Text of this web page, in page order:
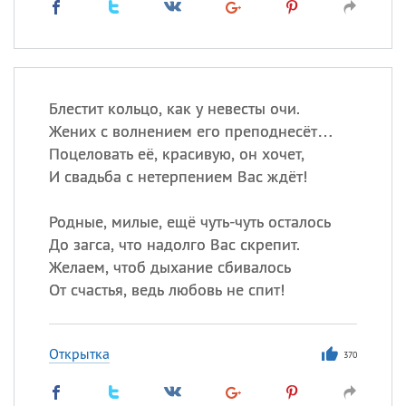
Блестит кольцо, как у невесты очи.
Жених с волнением его преподнесёт…
Поцеловать её, красивую, он хочет,
И свадьба с нетерпением Вас ждёт!
Родные, милые, ещё чуть-чуть осталось
До загса, что надолго Вас скрепит.
Желаем, чтоб дыхание сбивалось
От счастья, ведь любовь не спит!
Открытка 370